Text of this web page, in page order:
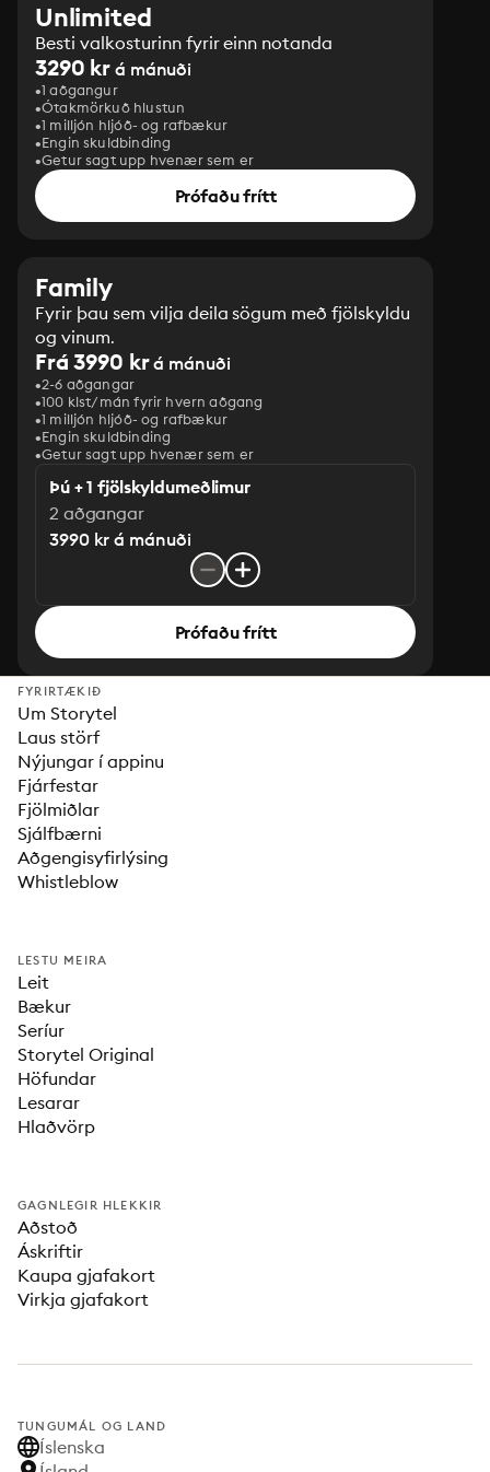
Unlimited
Besti valkosturinn fyrir einn notanda
3290 kr á mánuði
1 aðgangur
Ótakmörkuð hlustun
1 milljón hljóð- og rafbækur
Engin skuldbinding
Getur sagt upp hvenær sem er
Prófaðu frítt
Family
Fyrir þau sem vilja deila sögum með fjölskyldu
og vinum.
Frá 3990 krá mánuði
2-6 aðgangar
100 klst/mán fyrir hvern aðgang
1 milljón hljóð- og rafbækur
‎Engin skuldbinding
Getur sagt upp hvenær sem er
Þú + 1 fjölskyldumeðlimur
2 aðgangar
3990 kr á mánuði
Prófaðu frítt
FYRIRTÆKIÐ
Um Storytel
Laus störf
Nýjungar í appinu
Fjárfestar
Fjölmiðlar
Sjálfbærni
Aðgengisyfirlýsing
Whistleblow
LESTU MEIRA
Leit
Bækur
Seríur
Storytel Original
Höfundar
Lesarar
Hlaðvörp
GAGNLEGIR HLEKKIR
Aðstoð
Áskriftir
Kaupa gjafakort
Virkja gjafakort
TUNGUMÁL OG LAND
Íslenska